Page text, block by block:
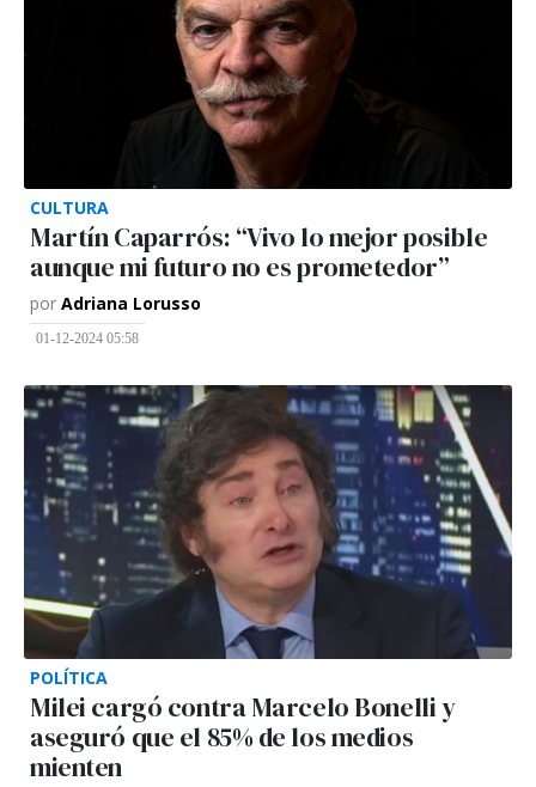
CULTURA
Martín Caparrós: “Vivo lo mejor posible
aunque mi futuro no es prometedor”
por Adriana Lorusso
01-12-2024 05:58
POLÍTICA
Milei cargó contra Marcelo Bonelli y
aseguró que el 85% de los medios
mienten